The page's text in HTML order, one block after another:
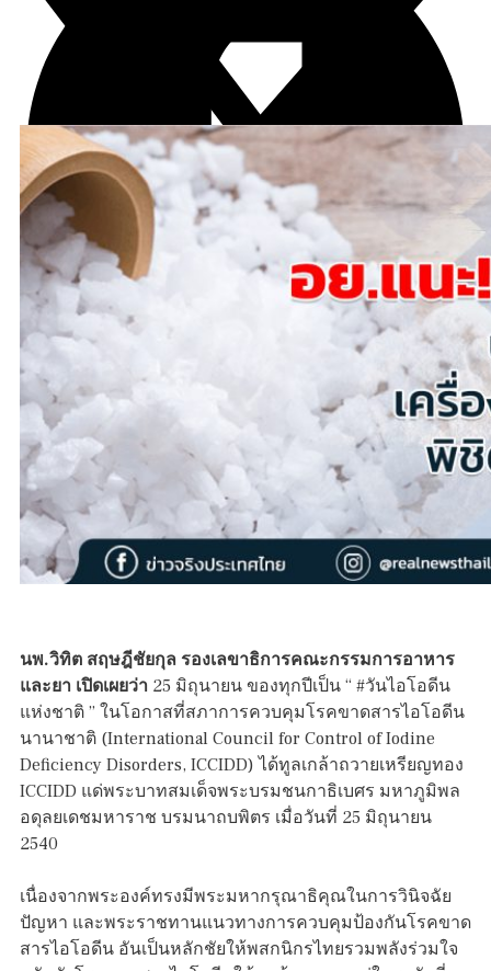
นพ.วิทิต สฤษฎีชัยกุล รองเลขาธิการคณะกรรมการอาหาร
และยา เปิดเผยว่า 25 มิถุนายน ของทุกปีเป็น “ #วันไอโอดีน
แห่งชาติ ” ในโอกาสที่สภาการควบคุมโรคขาดสารไอโอดีน
นานาชาติ (International Council for Control of Iodine
Deficiency Disorders, ICCIDD) ได้ทูลเกล้าถวายเหรียญทอง
ICCIDD แด่พระบาทสมเด็จพระบรมชนกาธิเบศร มหาภูมิพล
อดุลยเดชมหาราช บรมนาถบพิตร เมื่อวันที่ 25 มิถุนายน
2540
เนื่องจากพระองค์ทรงมีพระมหากรุณาธิคุณในการวินิจฉัย
ปัญหา และพระราชทานแนวทางการควบคุมป้องกันโรคขาด
สารไอโอดีน อันเป็นหลักชัยให้พสกนิกรไทยรวมพลังร่วมใจ